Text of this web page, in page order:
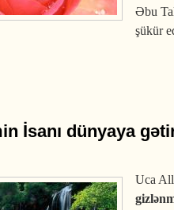
Əbu
şükür
İsanı dünyaya
Uca